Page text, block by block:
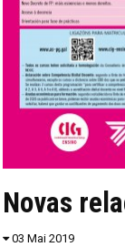
Novas
03 Mai 2019